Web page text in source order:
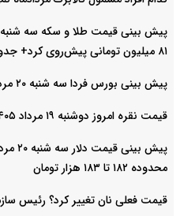
۸۱ میلیون تومانی پیش‌روی کرد+ جدول
پیش بینی بورس فردا سه شنبه ۲۰ مرداد ۱۴۰۵
قیمت نقره امروز دوشنبه ۱۹ مرداد ۱۴۰۵ / نقره ۳۵۰ تومان کاهش یافت
محدوده ۱۸۲ تا ۱۸۳ هزار تومان
قیمت فعلی نان تغییر کرد؟ رئیس